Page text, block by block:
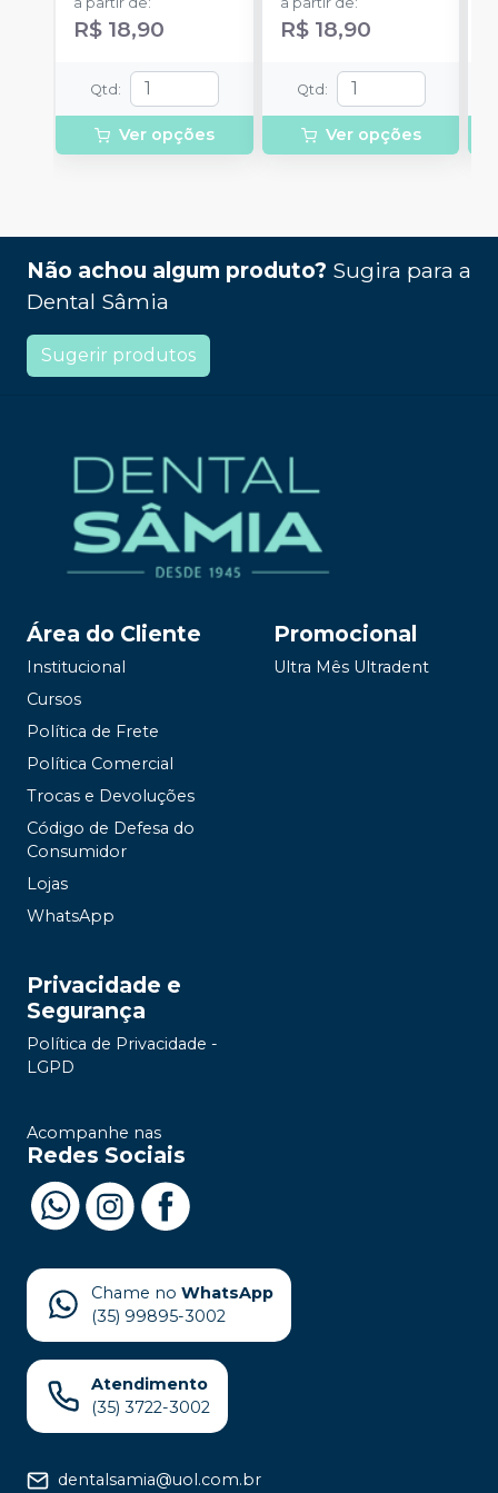
R$ 18,90
Qtd:
Ver opções
R$ 18,90
Qtd:
Ver opções
Não achou algum produto? Sugira para a
Dental Sâmia
Sugerir produtos
Área do Cliente
Institucional
Cursos
Política de Frete
Política Comercial
Trocas e Devoluções
Código de Defesa do
Consumidor
Lojas
WhatsApp
Promocional
Ultra Mês Ultradent
Privacidade e
Segurança
Política de Privacidade -
LGPD
Acompanhe nas
Redes Sociais
Chame no WhatsApp
(35) 99895-3002
Atendimento
(35) 3722-3002
dentalsamia@uol.com.br